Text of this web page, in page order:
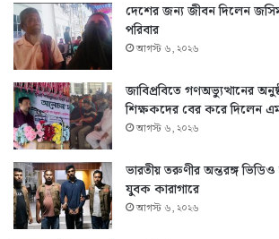
দেশের জন্য জীবন দিলেন
পরিবার
আগস্ট ৬, ২০২৬
জাবিপ্রবিতে গণঅভ্যুত্থানের
শিক্ষকদের বের করে দিলেন
আগস্ট ৬, ২০২৬
ভারতীয় তরুণীর অন্তরঙ্গ
যুবক কারাগারে
আগস্ট ৬, ২০২৬